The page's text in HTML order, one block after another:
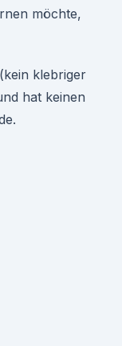
möchte,
klebriger
hat keinen